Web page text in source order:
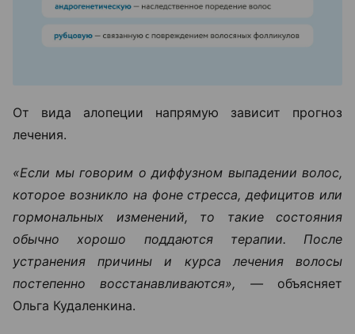
От вида алопеции напрямую зависит прогноз
лечения.
«Если мы говорим о диффузном выпадении волос,
которое возникло на фоне стресса, дефицитов или
гормональных изменений, то такие состояния
обычно хорошо поддаются терапии. После
устранения причины и курса лечения волосы
постепенно восстанавливаются», —объясняет
Ольга Кудаленкина.